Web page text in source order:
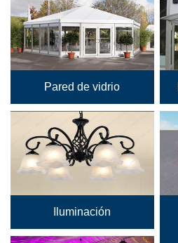
Pared de vidrio
Iluminación